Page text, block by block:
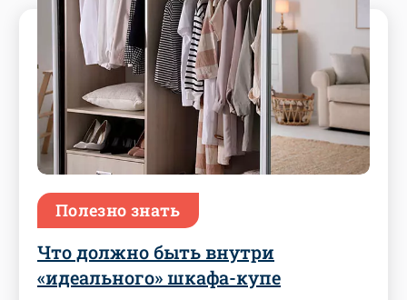
Полезно знать
Что должно быть внутри
«идеального» шкафа-купе